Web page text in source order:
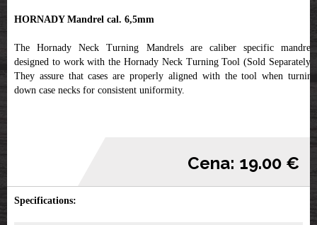
HORNADY Mandrel cal. 6,5mm
The Hornady Neck Turning Mandrels are caliber specific mandrels
designed to work with the Hornady Neck Turning Tool (Sold Separately).
They assure that cases are properly aligned with the tool when turning
down case necks for consistent uniformity.
Cena: 19.00 €
Specifications: